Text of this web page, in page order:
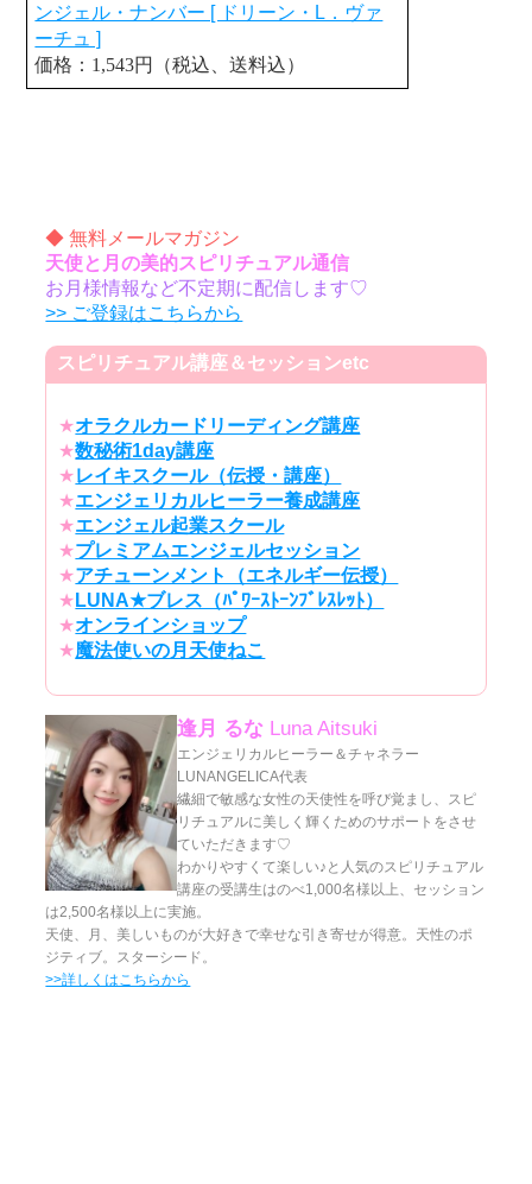
ンジェル・ナンバー [ ドリーン・L．ヴァ
ーチュ ]
価格：1,543円（税込、送料込）
◆ 無料メールマガジン
天使と月の美的スピリチュアル通信
お月様情報など不定期に配信します♡
>> ご登録はこちらから
スピリチュアル講座＆セッションetc
★オラクルカードリーディング講座
★数秘術1day講座
★レイキスクール（伝授・講座）
★エンジェリカルヒーラー養成講座
★エンジェル起業スクール
★プレミアムエンジェルセッション
★アチューンメント（エネルギー伝授）
★ LUNA★ブレス（ﾊﾟﾜｰｽﾄｰﾝﾌﾞﾚｽﾚｯﾄ）
★オンラインショップ
★魔法使いの月天使ねこ
逢月 るな Luna Aitsuki
エンジェリカルヒーラー＆チャネラー
LUNANGELICA代表
繊細で敏感な女性の天使性を呼び覚まし、スピ
リチュアルに美しく輝くためのサポートをさせ
ていただきます♡
わかりやすくて楽しい♪と人気のスピリチュアル
講座の受講生はのべ1,000名様以上、セッション
は2,500名様以上に実施。
天使、月、美しいものが大好きで幸せな引き寄せが得意。天性のポ
ジティブ。スターシード。
>>詳しくはこちらから